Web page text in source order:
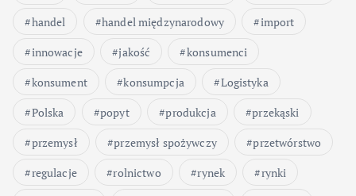
handel
handel międzynarodowy
import
innowacje
jakość
konsumenci
konsument
konsumpcja
Logistyka
Polska
popyt produkcja
przekąski
przemysł
przemysł spożywczy
przetwórstwo
regulacje
rolnictwo rynek
rynki